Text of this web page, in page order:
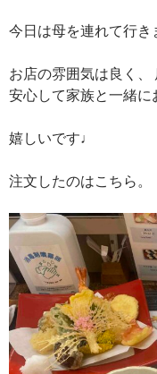
今日は母を連れて行き
お店の雰囲気は良く
安心して家族と一緒に
嬉しいです♩
注文したのはこちら。